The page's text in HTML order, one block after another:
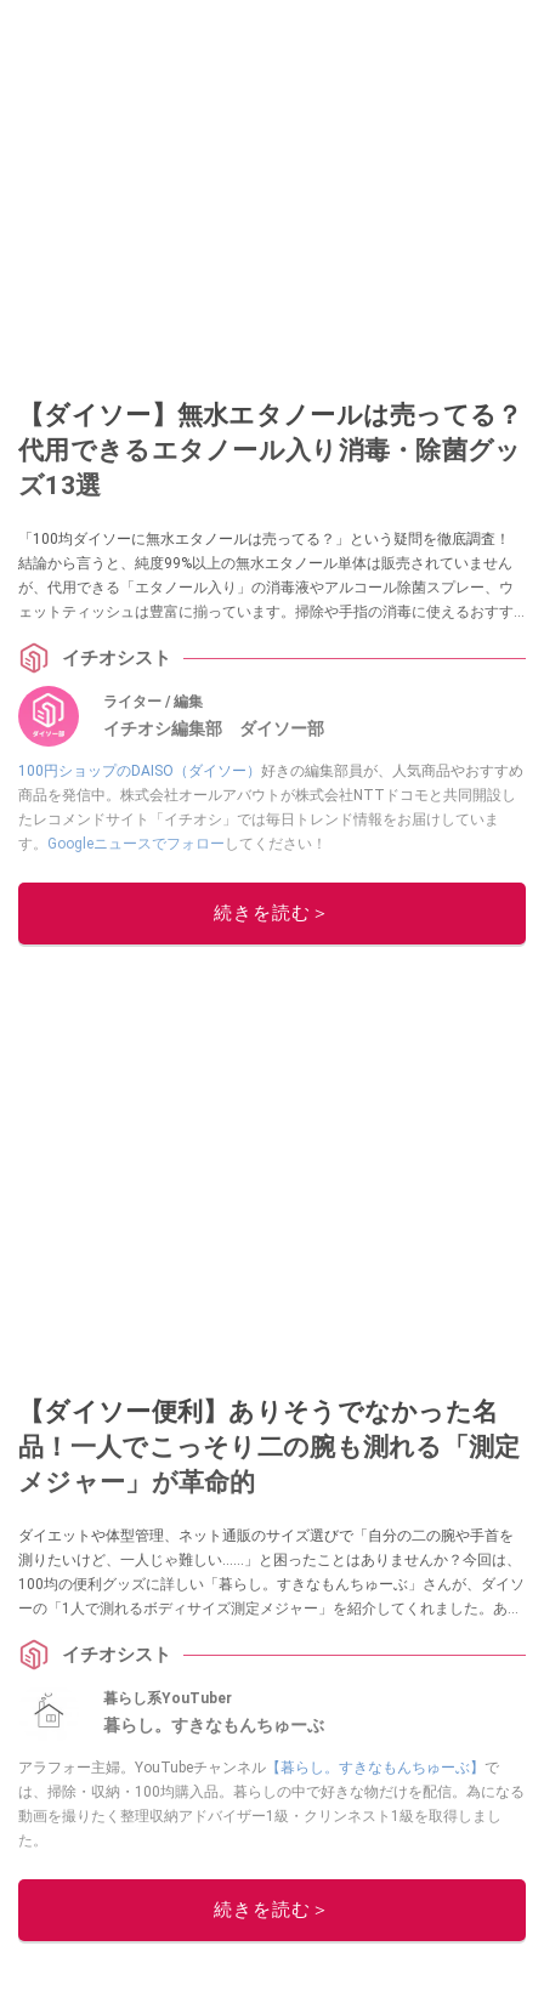
【ダイソー】無水エタノールは売ってる？
代用できるエタノール入り消毒・除菌グッ
ズ13選
「100均ダイソーに無水エタノールは売ってる？」という疑問を徹底調査！
結論から言うと、純度99%以上の無水エタノール単体は販売されていません
が、代用できる「エタノール入り」の消毒液やアルコール除菌スプレー、ウ
ェットティッシュは豊富に揃っています。掃除や手指の消毒に使えるおすす
イチオシスト
ライター / 編集
イチオシ編集部 ダイソー部
100円ショップのDAISO（ダイソー） 好きの編集部員が、人気商品やおすすめ
商品を発信中。株式会社オールアバウトが株式会社NTTドコモと共同開設し
たレコメンドサイト「イチオシ」では毎日トレンド情報をお届けしていま
す。 Googleニュースでフォロー してください！
このイチオシストの他の記事を読む
続きを読む＞
【ダイソー便利】ありそうでなかった名
品！一人でこっそり二の腕も測れる「測定
メジャー」が革命的
ダイエットや体型管理、ネット通販のサイズ選びで「自分の二の腕や手首を
測りたいけど、一人じゃ難しい……」と困ったことはありませんか？今回は、
100均の便利グッズに詳しい「暮らし。すきなもんちゅーぶ」さんが、ダイソ
ーの「1人で測れるボディサイズ測定メジャー」を紹介してくれました。あり
家に一台レベルの重宝アイテムです！
イチオシスト
暮らし系YouTuber
暮らし。すきなもんちゅーぶ
アラフォー主婦。YouTubeチャンネル 【暮らし。すきなもんちゅーぶ】 で
は、掃除・収納・100均購入品。暮らしの中で好きな物だけを配信。為になる
動画を撮りたく整理収納アドバイザー1級・クリンネスト1級を取得しまし
た。
このイチオシストの他の記事を読む
続きを読む＞